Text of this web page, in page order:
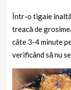
Într-o tigaie înaltă
treacă de
câte 3-4 minute
verificând să nu